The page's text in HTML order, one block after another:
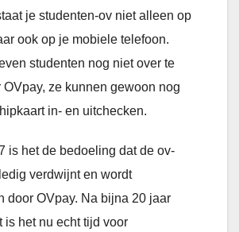
je studenten-ov niet alleen op
ook op je mobiele telefoon.
studenten nog niet over te
OVpay, ze kunnen gewoon nog
in- en uitchecken.
is het de bedoeling dat de ov-
verdwijnt en wordt
door OVpay. Na bijna 20 jaar
is het nu echt tijd voor